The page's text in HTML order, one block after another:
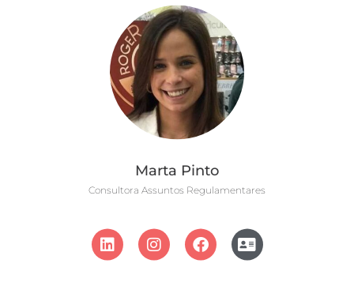
Marta Pinto
Consultora Assuntos Regulamentares